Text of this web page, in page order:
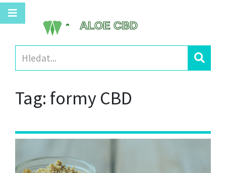
Tag: formy CBD